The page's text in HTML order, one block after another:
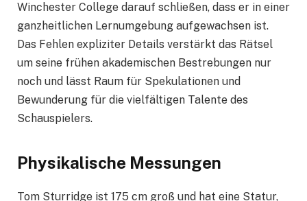
Winchester College darauf schließen, dass er in einer
ganzheitlichen Lernumgebung aufgewachsen ist.
Das Fehlen expliziter Details verstärkt das Rätsel
um seine frühen akademischen Bestrebungen nur
noch und lässt Raum für Spekulationen und
Bewunderung für die vielfältigen Talente des
Schauspielers.
Physikalische Messungen
Tom Sturridge ist 175 cm groß und hat eine Statur,